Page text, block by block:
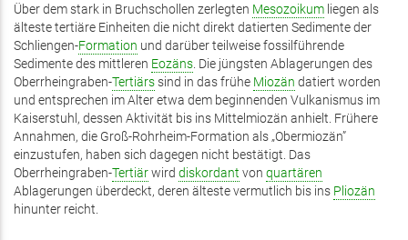
Über dem stark in Bruchschollen zerlegten Mesozoikum liegen als
älteste tertiäre Einheiten die nicht direkt datierten Sedimente der
Schliengen-Formation und darüber teilweise fossilführende
Sedimente des mittleren Eozäns. Die jüngsten Ablagerungen des
Oberrheingraben-Tertiärssind in das frühe Miozän datiert worden
und entsprechen im Alter etwa dem beginnenden Vulkanismus im
Kaiserstuhl, dessen Aktivität bis ins Mittelmiozän anhielt. Frühere
Annahmen, die Groß-Rohrheim-Formation als „Obermiozän”
einzustufen, haben sich dagegen nicht bestätigt. Das
Oberrheingraben-Tertiärwird diskordant von quartären
Ablagerungen überdeckt, deren älteste vermutlich bis ins Pliozän
hinunter reicht.